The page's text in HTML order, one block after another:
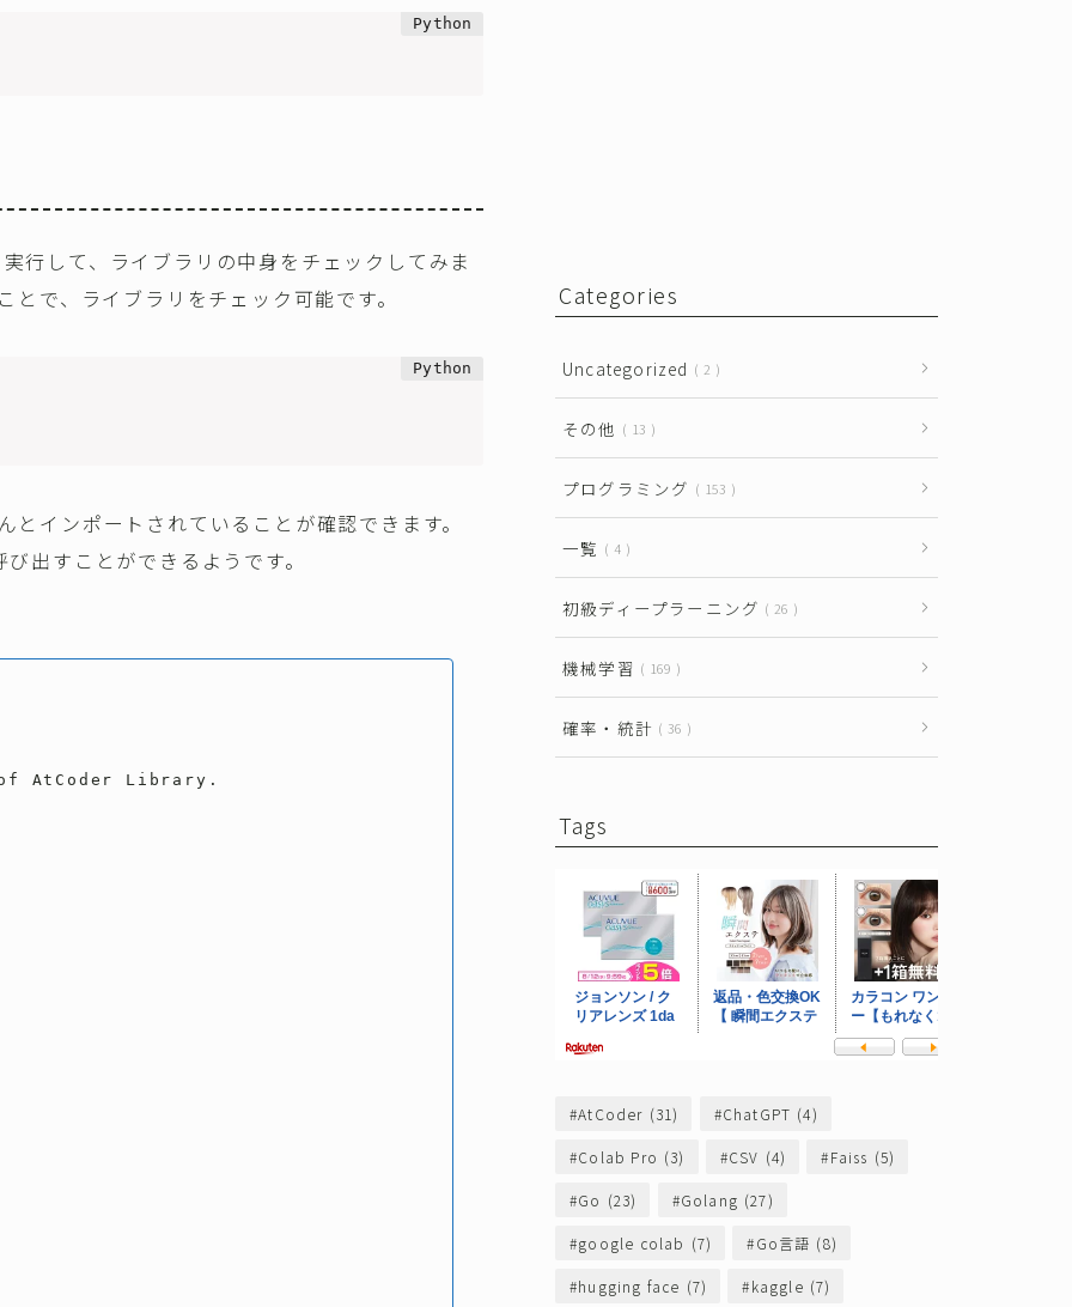
行して、ライブラリの中身をチェックしてみま
とで、ライブラリをチェック可能です。
インポートされていることが確認できます。
出すことができるようです。
Categories
Uncategorized 2
その他 13
プログラミング 153
一覧 4
初級ディープラーニング 26
機械学習 169
確率・統計 36
Tags
AtCoder (31) ChatGPT (4)
Colab Pro (3) CSV (4) Faiss (5)
Go (23) Golang (27)
google colab (7) Go言語 (8)
hugging face (7) kaggle (7)